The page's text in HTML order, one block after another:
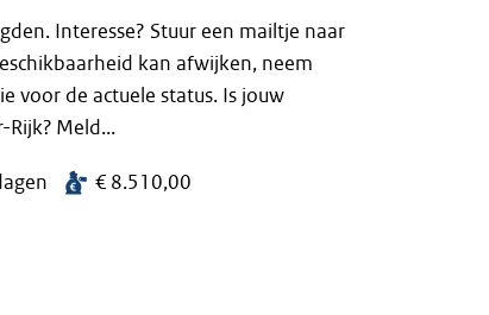
Interesse? Stuur een mailtje naar
kan afwijken, neem
voor de actuele status. Is jouw
Rijk? Meld...
€ 8.510,00